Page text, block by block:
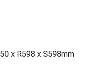
x R598 x S598mm